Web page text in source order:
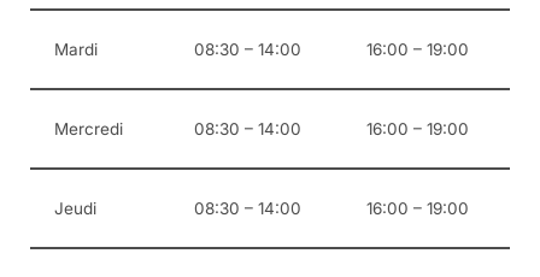
Mardi 08:30 – 14:00 16:00 – 19:00
Mercredi 08:30 – 14:00 16:00 – 19:00
Jeudi 08:30 – 14:00 16:00 – 19:00